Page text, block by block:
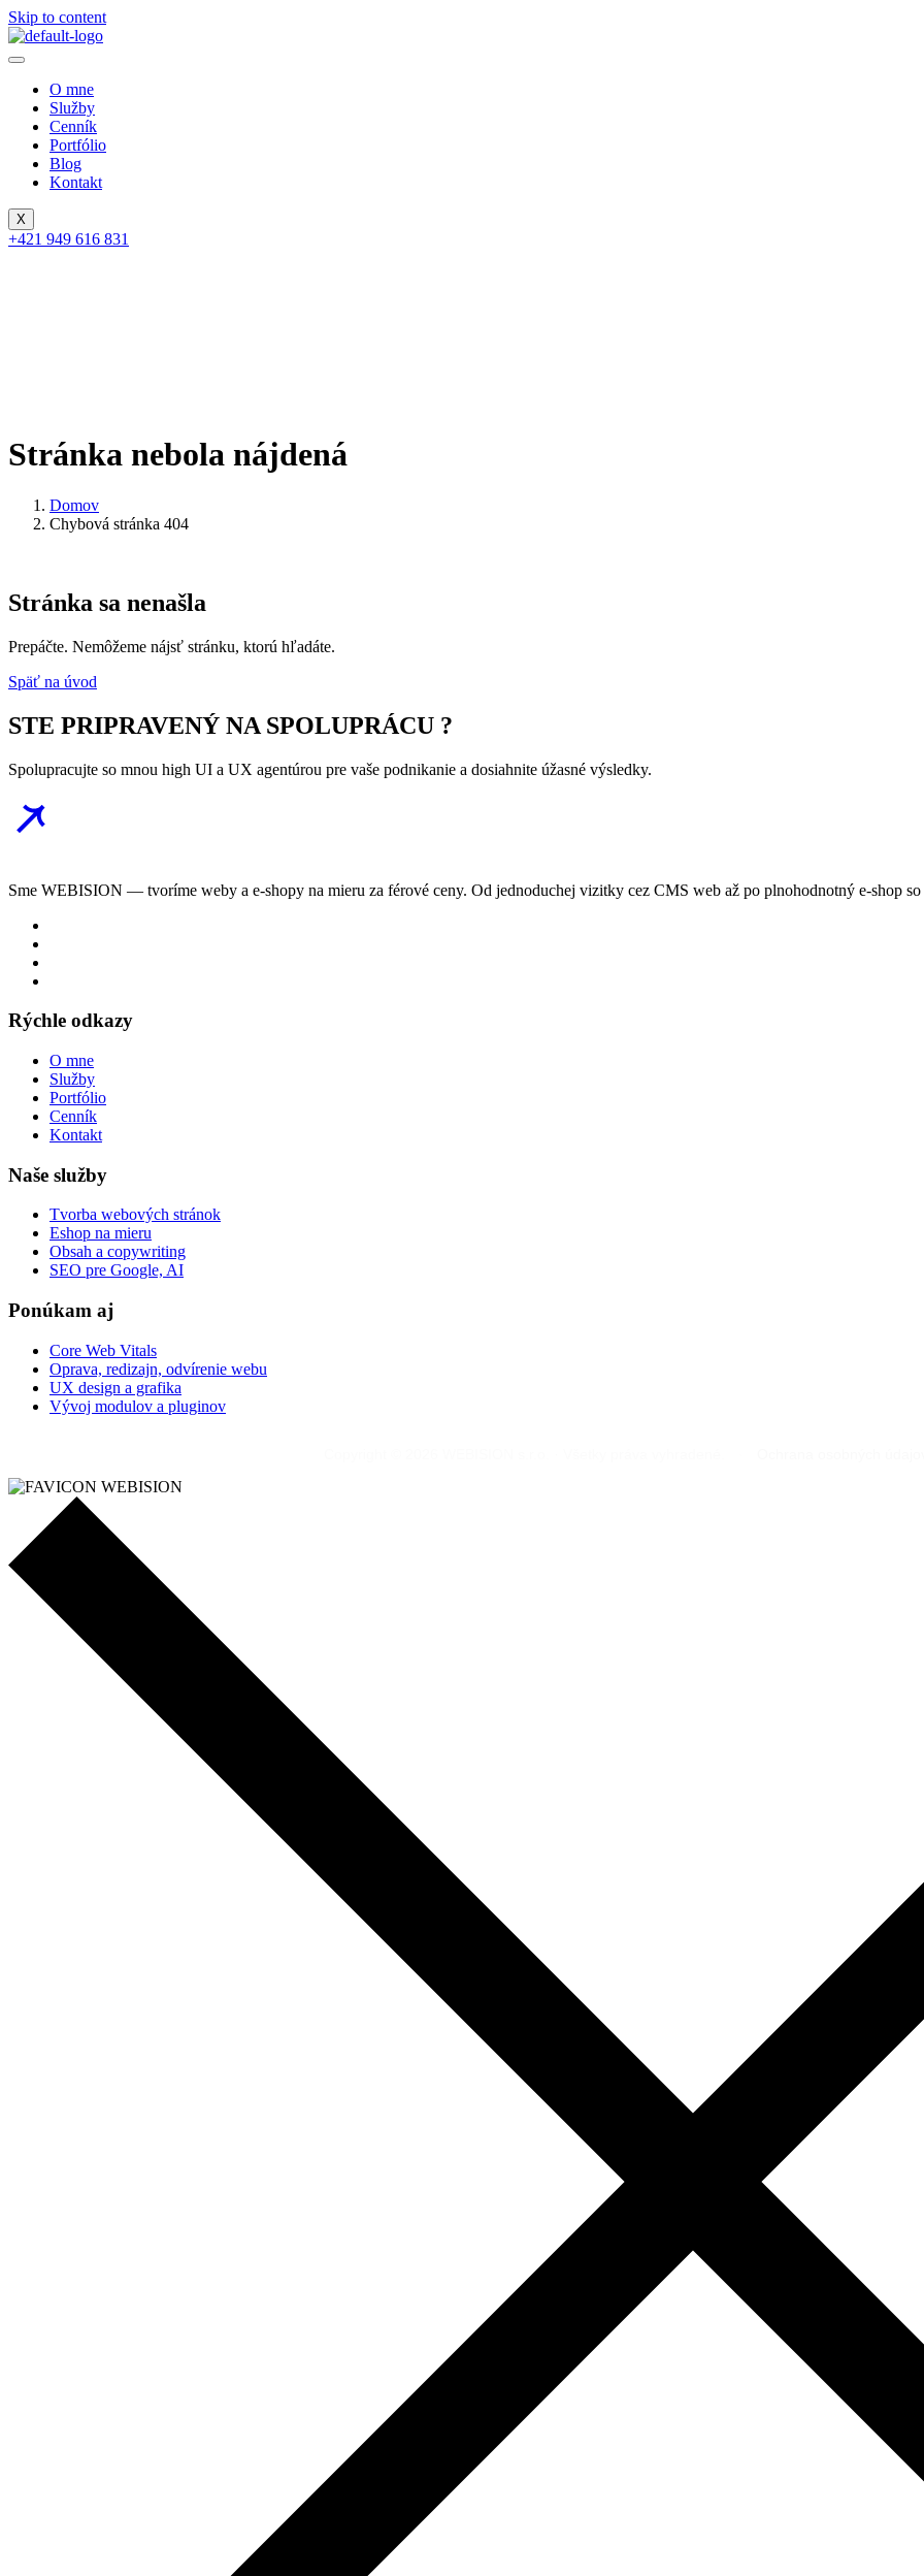
Skip to content
O mne
Služby
Cenník
Portfólio
Blog
Kontakt
X
+421 949 616 831
Stránka nebola nájdená
Domov
Chybová stránka 404
Stránka sa nenašla
Prepáčte. Nemôžeme nájsť stránku, ktorú hľadáte.
Späť na úvod
STE PRIPRAVENÝ NA SPOLUPRÁCU ?
Spolupracujte so mnou high UI a UX agentúrou pre vaše podnikanie a dosiahnite úžasné výsledky.
Sme WEBISION — tvoríme weby a e-shopy na mieru za férové ceny. Od jednoduchej vizitky cez CMS web až po plnohodnotný e-shop
Rýchle odkazy
O mne
Služby
Portfólio
Cenník
Kontakt
Naše služby
Tvorba webových stránok
Eshop na mieru
Obsah a copywriting
SEO pre Google, AI
Ponúkam aj
Core Web Vitals
Oprava, redizajn, odvírenie webu
UX design a grafika
Vývoj modulov a pluginov